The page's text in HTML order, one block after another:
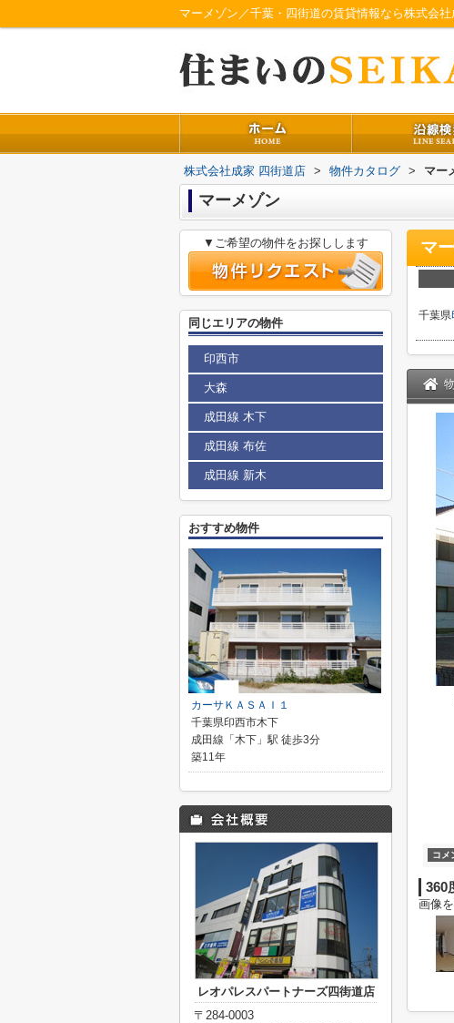
マーメゾン／千葉・四街道の賃貸情報なら株式会
株式会社成家 四街道店 > 物件カタログ > マー
マーメゾン
マ
千葉県
コメ
360
画像
▼ご希望の物件をお探しします
同じエリアの物件
印西市
大森
成田線 木下
成田線 布佐
成田線 新木
おすすめ物件
カーサＫＡＳＡＩ１
千葉県印西市木下
成田線「木下」駅 徒歩3分
築11年
レオパレスパートナーズ四街道店
〒284-0003